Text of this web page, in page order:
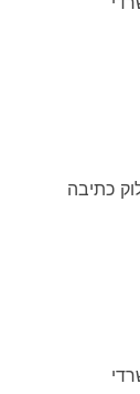
כתיבה